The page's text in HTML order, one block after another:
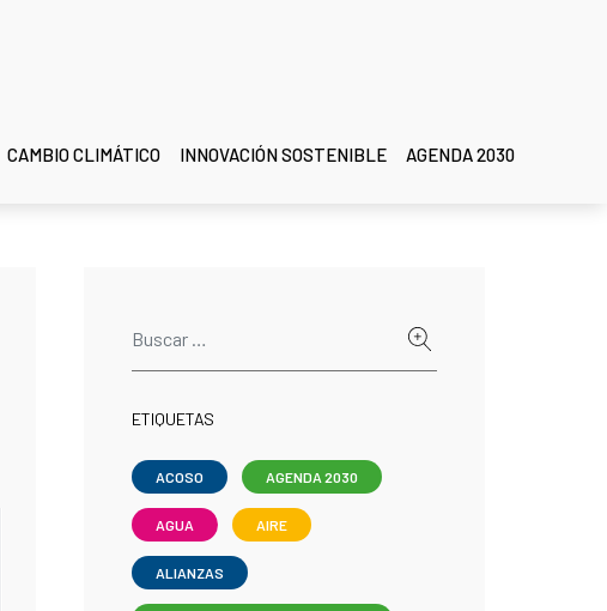
CAMBIO CLIMÁTICO INNOVACIÓN SOSTENIBLE AGENDA 2030
ETIQUETAS
ACOSO AGENDA 2030
AGUA AIRE
ALIANZAS